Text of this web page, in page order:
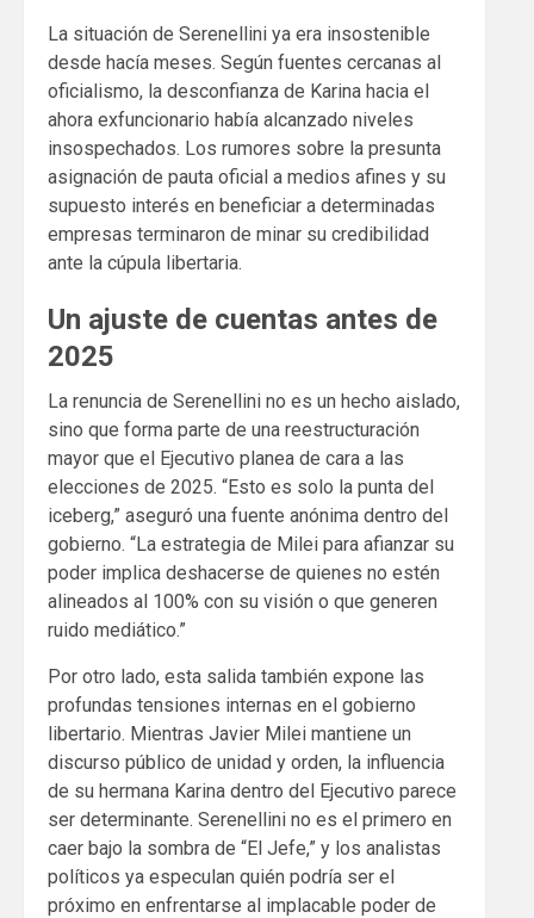
La situación de Serenellini ya era insostenible
desde hacía meses. Según fuentes cercanas al
oficialismo, la desconfianza de Karina hacia el
ahora exfuncionario había alcanzado niveles
insospechados. Los rumores sobre la presunta
asignación de pauta oficial a medios afines y su
supuesto interés en beneficiar a determinadas
empresas terminaron de minar su credibilidad
ante la cúpula libertaria.
Un ajuste de cuentas antes de
2025
La renuncia de Serenellini no es un hecho aislado,
sino que forma parte de una reestructuración
mayor que el Ejecutivo planea de cara a las
elecciones de 2025. “Esto es solo la punta del
iceberg,” aseguró una fuente anónima dentro del
gobierno. “La estrategia de Milei para afianzar su
poder implica deshacerse de quienes no estén
alineados al 100% con su visión o que generen
ruido mediático.”
Por otro lado, esta salida también expone las
profundas tensiones internas en el gobierno
libertario. Mientras Javier Milei mantiene un
discurso público de unidad y orden, la influencia
de su hermana Karina dentro del Ejecutivo parece
ser determinante. Serenellini no es el primero en
caer bajo la sombra de “El Jefe,” y los analistas
políticos ya especulan quién podría ser el
próximo en enfrentarse al implacable poder de